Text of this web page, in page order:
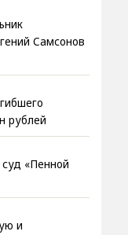
Самсонов
рублей
«Пенной
и